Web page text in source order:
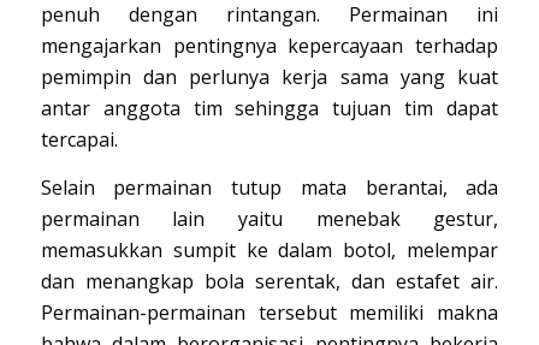
penuh dengan rintangan. Permainan ini
mengajarkan pentingnya kepercayaan terhadap
pemimpin dan perlunya kerja sama yang kuat
antar anggota tim sehingga tujuan tim dapat
tercapai.
Selain permainan tutup mata berantai, ada
permainan lain yaitu menebak gestur,
memasukkan sumpit ke dalam botol, melempar
dan menangkap bola serentak, dan estafet air.
Permainan-permainan tersebut memiliki makna